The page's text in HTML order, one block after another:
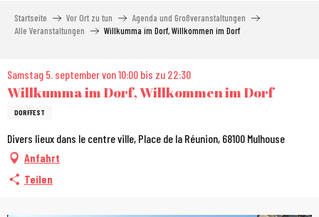
Startseite Vor Ort zu tun
Agenda und Großveranstaltungen
Alle Veranstaltungen
Willkumma im Dorf, Willkommen im Dorf
Samstag 5. september von 10:00 bis zu 22:30
Willkumma im Dorf, Willkommen im Dorf
DORFFEST
Divers lieux dans le centre ville, Place de la Réunion, 68100 Mulhouse
Anfahrt
Teilen